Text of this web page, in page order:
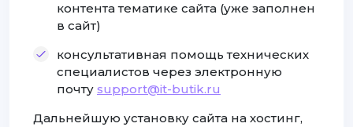
контента тематике сайта (уже заполнен
в сайт)
консультативная помощь технических
специалистов через электронную
почту support@it-butik.ru
Дальнейшую установку сайта на хостинг,